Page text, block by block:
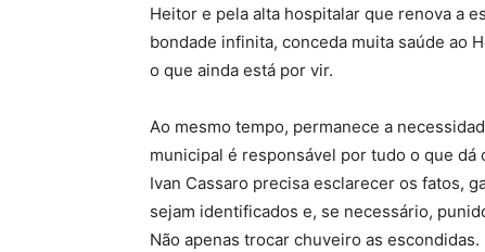
Heitor e pela alta hospitalar que renova a
bondade infinita, conceda muita saúde ao
o que ainda está por vir.
Ao mesmo tempo, permanece a
municipal é responsável por tudo o que
Ivan Cassaro precisa esclarecer os fatos,
sejam identificados e, se necessário,
Não apenas trocar chuveiro as escondidas.